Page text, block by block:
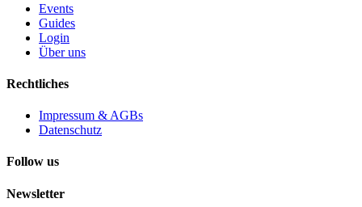
Events
Guides
Login
Über uns
Rechtliches
Impressum & AGBs
Datenschutz
Follow us
Newsletter